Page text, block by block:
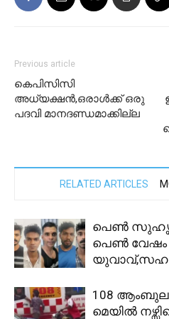
Previous article
കെപിസിസി
അധ്യക്ഷൻ,ഒരാൾക്ക് ഒരു
പദവി മാനദണ്ഡമാക്കില്ല
RELATED ARTICLES
പെൺ
പെൺ വേഷം
108
മെയിൽ